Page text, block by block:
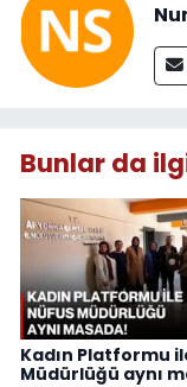
Bunlar da
Kadın Platformu
Müdürlüğü aynı